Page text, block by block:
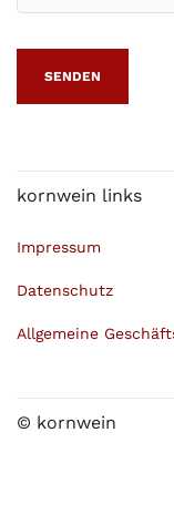
kornwein links
Impressum
Datenschutz
Allgemeine
© kornwein